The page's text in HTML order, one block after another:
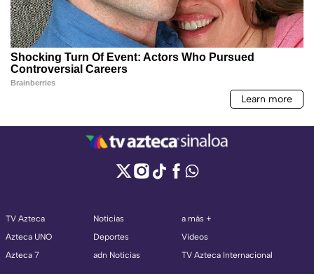
TV Azteca
Azteca UNO
Azteca 7
Noticias
Deportes
adn Noticias
a más +
Videos
TV Azteca Internacional